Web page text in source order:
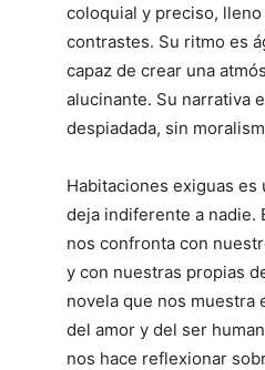
coloquial y preciso,
contrastes. Su ritmo es
capaz de crear una
alucinante. Su narrativa
despiadada, sin
Habitaciones exiguas es
deja indiferente a nadie.
nos confronta con
y con nuestras propias
novela que nos muestra
del amor y del ser
nos hace reflexionar